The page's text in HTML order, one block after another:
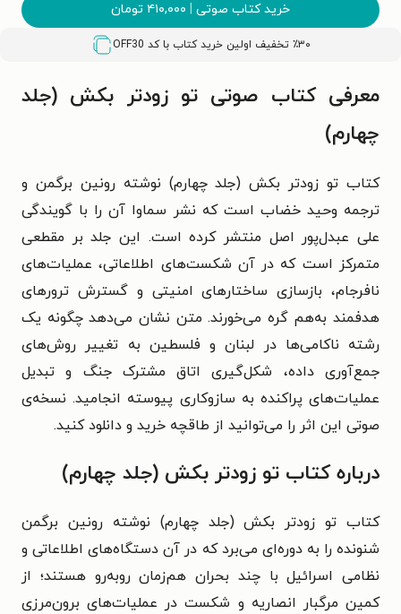
خرید کتاب صوتی | ۴۱۰,۰۰۰ تومان
٪۳۰ تخفیف اولین خرید کتاب با کد OFF30
معرفی کتاب صوتی تو زودتر بکش (جلد
چهارم)
کتاب تو زودتر بکش (جلد چهارم) نوشته رونین برگمن و
ترجمه وحید خضاب است که نشر سماوا آن را با گویندگی
علی عبدل‌پور اصل منتشر کرده است. این جلد بر مقطعی
متمرکز است که در آن شکست‌های اطلاعاتی، عملیات‌های
نافرجام، بازسازی ساختارهای امنیتی و گسترش ترورهای
هدفمند به‌هم گره می‌خورند. متن نشان می‌دهد چگونه یک
رشته ناکامی‌ها در لبنان و فلسطین به تغییر روش‌های
جمع‌آوری داده، شکل‌گیری اتاق مشترک جنگ و تبدیل
عملیات‌های پراکنده به سازوکاری پیوسته انجامید. نسخه‌ی
صوتی این اثر را می‌توانید از طاقچه خرید و دانلود کنید.
درباره کتاب تو زودتر بکش (جلد چهارم)
کتاب تو زودتر بکش (جلد چهارم) نوشته رونین برگمن
شنونده را به دوره‌ای می‌برد که در آن دستگاه‌های اطلاعاتی و
نظامی اسرائیل با چند بحران هم‌زمان روبه‌رو هستند؛ از
کمین مرگبار انصاریه و شکست در عملیات‌های برون‌مرزی